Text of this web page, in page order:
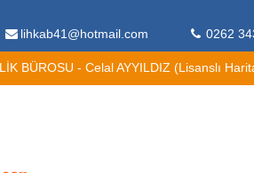
lihkab41@hotmail.com 0262
BÜROSU - Celal AYYILDIZ (Lisanslı